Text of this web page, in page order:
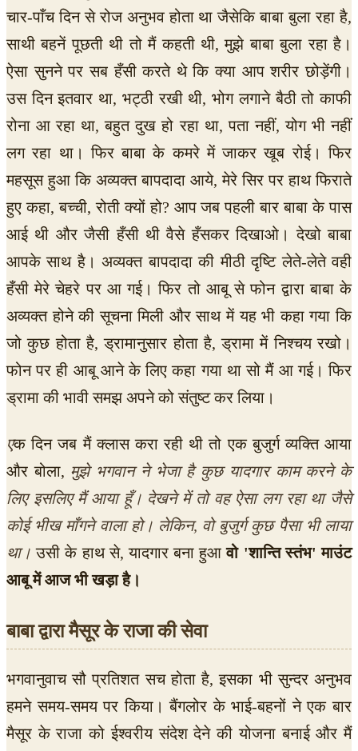
चार-पाँच दिन से रोज अनुभव होता था जैसेकि बाबा बुला रहा है,
साथी बहनें पूछती थी तो मैं कहती थी, मुझे बाबा बुला रहा है।
ऐसा सुनने पर सब हँसी करते थे कि क्या आप शरीर छोड़ेंगी।
उस दिन इतवार था, भट्ठी रखी थी, भोग लगाने बैठी तो काफी
रोना आ रहा था, बहुत दुख हो रहा था, पता नहीं, योग भी नहीं
लग रहा था। फिर बाबा के कमरे में जाकर खूब रोई। फिर
महसूस हुआ कि अव्यक्त बापदादा आये, मेरे सिर पर हाथ फिराते
हुए कहा, बच्ची, रोती क्यों हो? आप जब पहली बार बाबा के पास
आई थी और जैसी हँसी थी वैसे हँसकर दिखाओ। देखो बाबा
आपके साथ है। अव्यक्त बापदादा की मीठी दृष्टि लेते-लेते वही
हँसी मेरे चेहरे पर आ गई। फिर तो आबू से फोन द्वारा बाबा के
अव्यक्त होने की सूचना मिली और साथ में यह भी कहा गया कि
जो कुछ होता है, ड्रामानुसार होता है, ड्रामा में निश्चय रखो।
फोन पर ही आबू आने के लिए कहा गया था सो मैं आ गई। फिर
ड्रामा की भावी समझ अपने को संतुष्ट कर लिया।
एक दिन जब मैं क्लास करा रही थी तो एक बुजुर्ग व्यक्ति आया
और बोला, मुझे भगवान ने भेजा है कुछ यादगार काम करने के
लिए इसलिए मैं आया हूँ। देखने में तो वह ऐसा लग रहा था जैसे
कोई भीख माँगने वाला हो। लेकिन, वो बुजुर्ग कुछ पैसा भी लाया
था।उसी के हाथ से, यादगार बना हुआवो 'शान्ति स्तंभ' माउंट
आबू में आज भी खड़ा है।
बाबा द्वारा मैसूर के राजा की सेवा
भगवानुवाच सौ प्रतिशत सच होता है, इसका भी सुन्दर अनुभव
हमने समय-समय पर किया। बैंगलोर के भाई-बहनों ने एक बार
मैसूर के राजा को ईश्वरीय संदेश देने की योजना बनाई और मैं